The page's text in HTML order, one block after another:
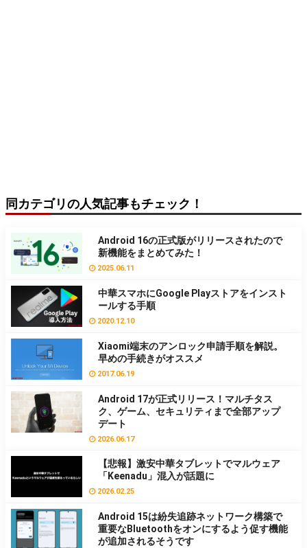
同カテゴリの人気記事もチェック！
Android 16の正式版がリリースされたので
新機能をまとめてみた！
2025.06.11
中華スマホにGoogle Playストアをインスト
ールする手順
2020.12.10
Xiaomi端末のアンロック申請手順を解説。
早めの手続きがオススメ
2017.06.19
Android 17が正式リリース！マルチタス
ク、ゲーム、セキュリティまで全部アップ
デート
2026.06.17
【悲報】激安中華タブレットでマルウェア
「Keenadu」混入が話題に
2026.02.25
Android 15は紛失追跡ネットワーク構築で
重要なBluetoothをオンにするよう促す機能
が追加されるそうです